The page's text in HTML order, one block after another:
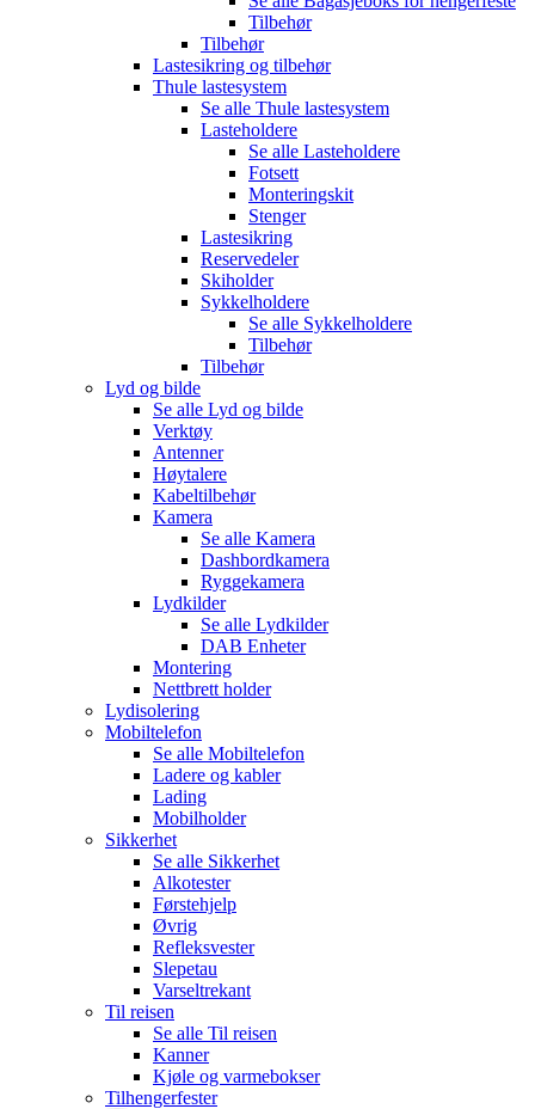
Tilbehør
Tilbehør
Lastesikring og tilbehør
Thule lastesystem
Se alle Thule lastesystem
Lasteholdere
Se alle Lasteholdere
Fotsett
Monteringskit
Stenger
Lastesikring
Reservedeler
Skiholder
Sykkelholdere
Se alle Sykkelholdere
Tilbehør
Tilbehør
Lyd og bilde
Se alle Lyd og bilde
Verktøy
Antenner
Høytalere
Kabeltilbehør
Kamera
Se alle Kamera
Dashbordkamera
Ryggekamera
Lydkilder
Se alle Lydkilder
DAB Enheter
Montering
Nettbrett holder
Lydisolering
Mobiltelefon
Se alle Mobiltelefon
Ladere og kabler
Lading
Mobilholder
Sikkerhet
Se alle Sikkerhet
Alkotester
Førstehjelp
Øvrig
Refleksvester
Slepetau
Varseltrekant
Til reisen
Se alle Til reisen
Kanner
Kjøle og varmebokser
Tilhengerfester